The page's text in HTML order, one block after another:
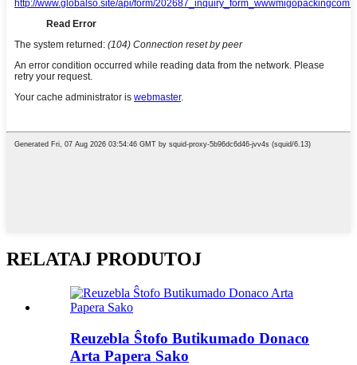
RELATAJ PRODUTOJ
Reuzebla Ŝtofo Butikumado Donaco
Arta Papera Sako